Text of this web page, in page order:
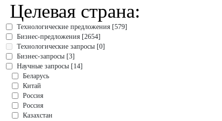
Целевая страна:
Технологические предложения [579]
Бизнес-предложения [2654]
Технологические запросы [0]
Бизнес-запросы [3]
Научные запросы [14]
Беларусь
Китай
Россия
Россия
Казахстан